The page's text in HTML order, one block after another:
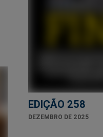
EDIÇÃO 258
DEZEMBRO DE 2025